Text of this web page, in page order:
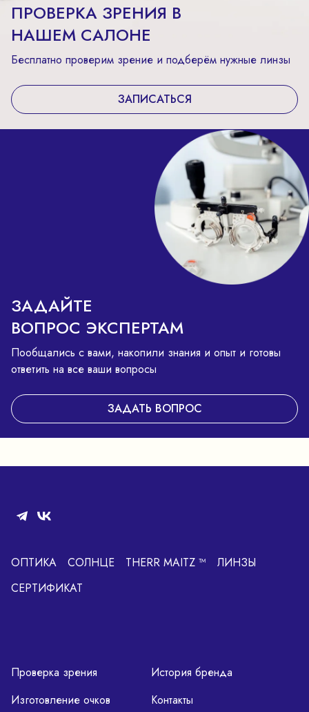
ПРОВЕРКА ЗРЕНИЯ В
НАШЕМ САЛОНЕ
Бесплатно проверим зрение и подберём нужные линзы
ЗАПИСАТЬСЯ
ЗАДАЙТЕ
ВОПРОС ЭКСПЕРТАМ
Пообщались с вами, накопили знания и опыт и готовы
ответить на все ваши вопросы
ЗАДАТЬ ВОПРОС
ОПТИКА СОЛНЦЕ THERR MAITZ ™
ЛИНЗЫ
СЕРТИФИКАТ
Проверка зрения
Изготовление очков
История бренда
Контакты